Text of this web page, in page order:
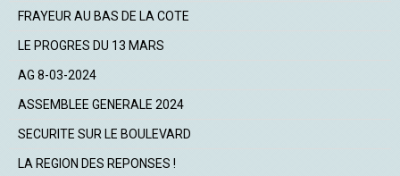
FRAYEUR AU BAS DE LA COTE
LE PROGRES DU 13 MARS
AG 8-03-2024
ASSEMBLEE GENERALE 2024
SECURITE SUR LE BOULEVARD
LA REGION DES REPONSES !